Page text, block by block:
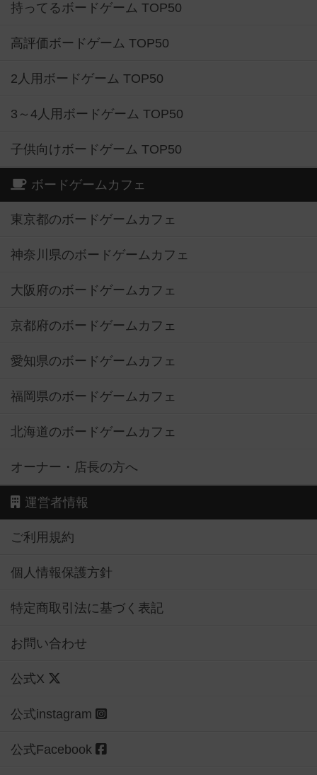
持ってるボードゲーム TOP50
高評価ボードゲーム TOP50
2人用ボードゲーム TOP50
3～4人用ボードゲーム TOP50
子供向けボードゲーム TOP50
ボードゲームカフェ
東京都のボードゲームカフェ
神奈川県のボードゲームカフェ
大阪府のボードゲームカフェ
京都府のボードゲームカフェ
愛知県のボードゲームカフェ
福岡県のボードゲームカフェ
北海道のボードゲームカフェ
オーナー・店長の方へ
運営者情報
ご利用規約
個人情報保護方針
特定商取引法に基づく表記
お問い合わせ
公式X
公式instagram
公式Facebook